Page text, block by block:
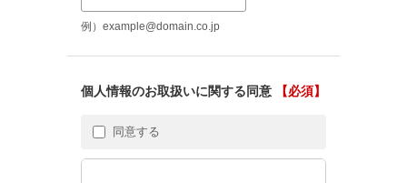
例）example@domain.co.jp
個人情報のお取扱いに関する同意 【必須】
同意する